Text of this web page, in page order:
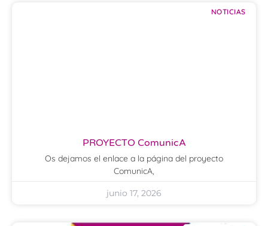
NOTICIAS
PROYECTO ComunicA
Os dejamos el enlace a la página del proyecto
ComunicA,
junio 17, 2026